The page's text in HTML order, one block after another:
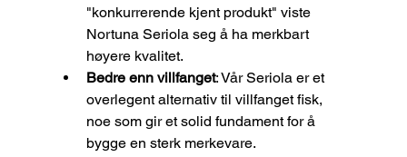
"konkurrerende kjent produkt" viste
Nortuna Seriola seg å ha merkbart
høyere kvalitet.
Bedre enn villfanget: Vår Seriola er et
overlegent alternativ til villfanget fisk,
noe som gir et solid fundament for å
bygge en sterk merkevare.